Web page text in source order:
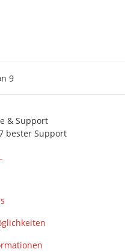
9
& Support
bester Support